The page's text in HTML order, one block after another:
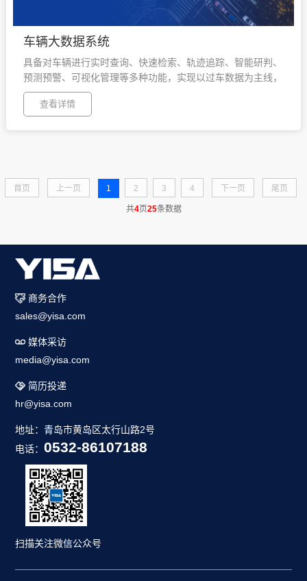
车辆大数据系统
具备对车辆进行实时查询、快速检索、轨迹追踪、智能研判、
预测预警、可视化管理等多种功能，实现以过车数据为主线，
对人、车、物进行快速检索以及与视频库、人员库的联动分
析，明显提高立体化治安防控能力。
查看详情
首页 上一页 1 2 3 4 下一页 尾页
共4页25条数据
商务合作
sales@yisa.com
媒体采访
media@yisa.com
简历投递
hr@yisa.com
地址：青岛市黄岛区太行山路2号
电话：0532-86107188
扫描关注微信公众号